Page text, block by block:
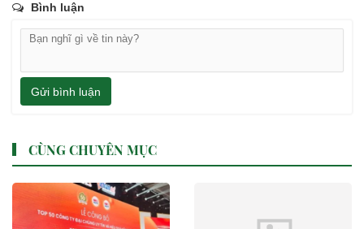
Bình luận
Gửi bình luận
CÙNG CHUYÊN MỤC